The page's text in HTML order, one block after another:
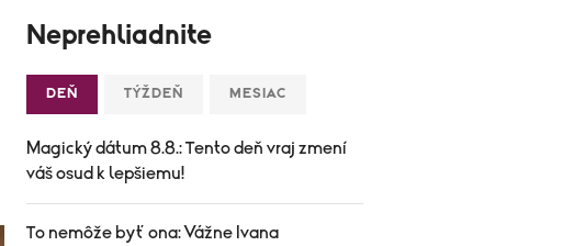
Neprehliadnite
DEŇ TÝŽDEŇ MESIAC
Magický dátum 8.8.: Tento deň vraj zmení
váš osud k lepšiemu!
To nemôže byť ona: Vážne Ivana